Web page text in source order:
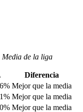
Media de la liga
Diferencia
Mejor que la media
Mejor que la media
Mejor que la media